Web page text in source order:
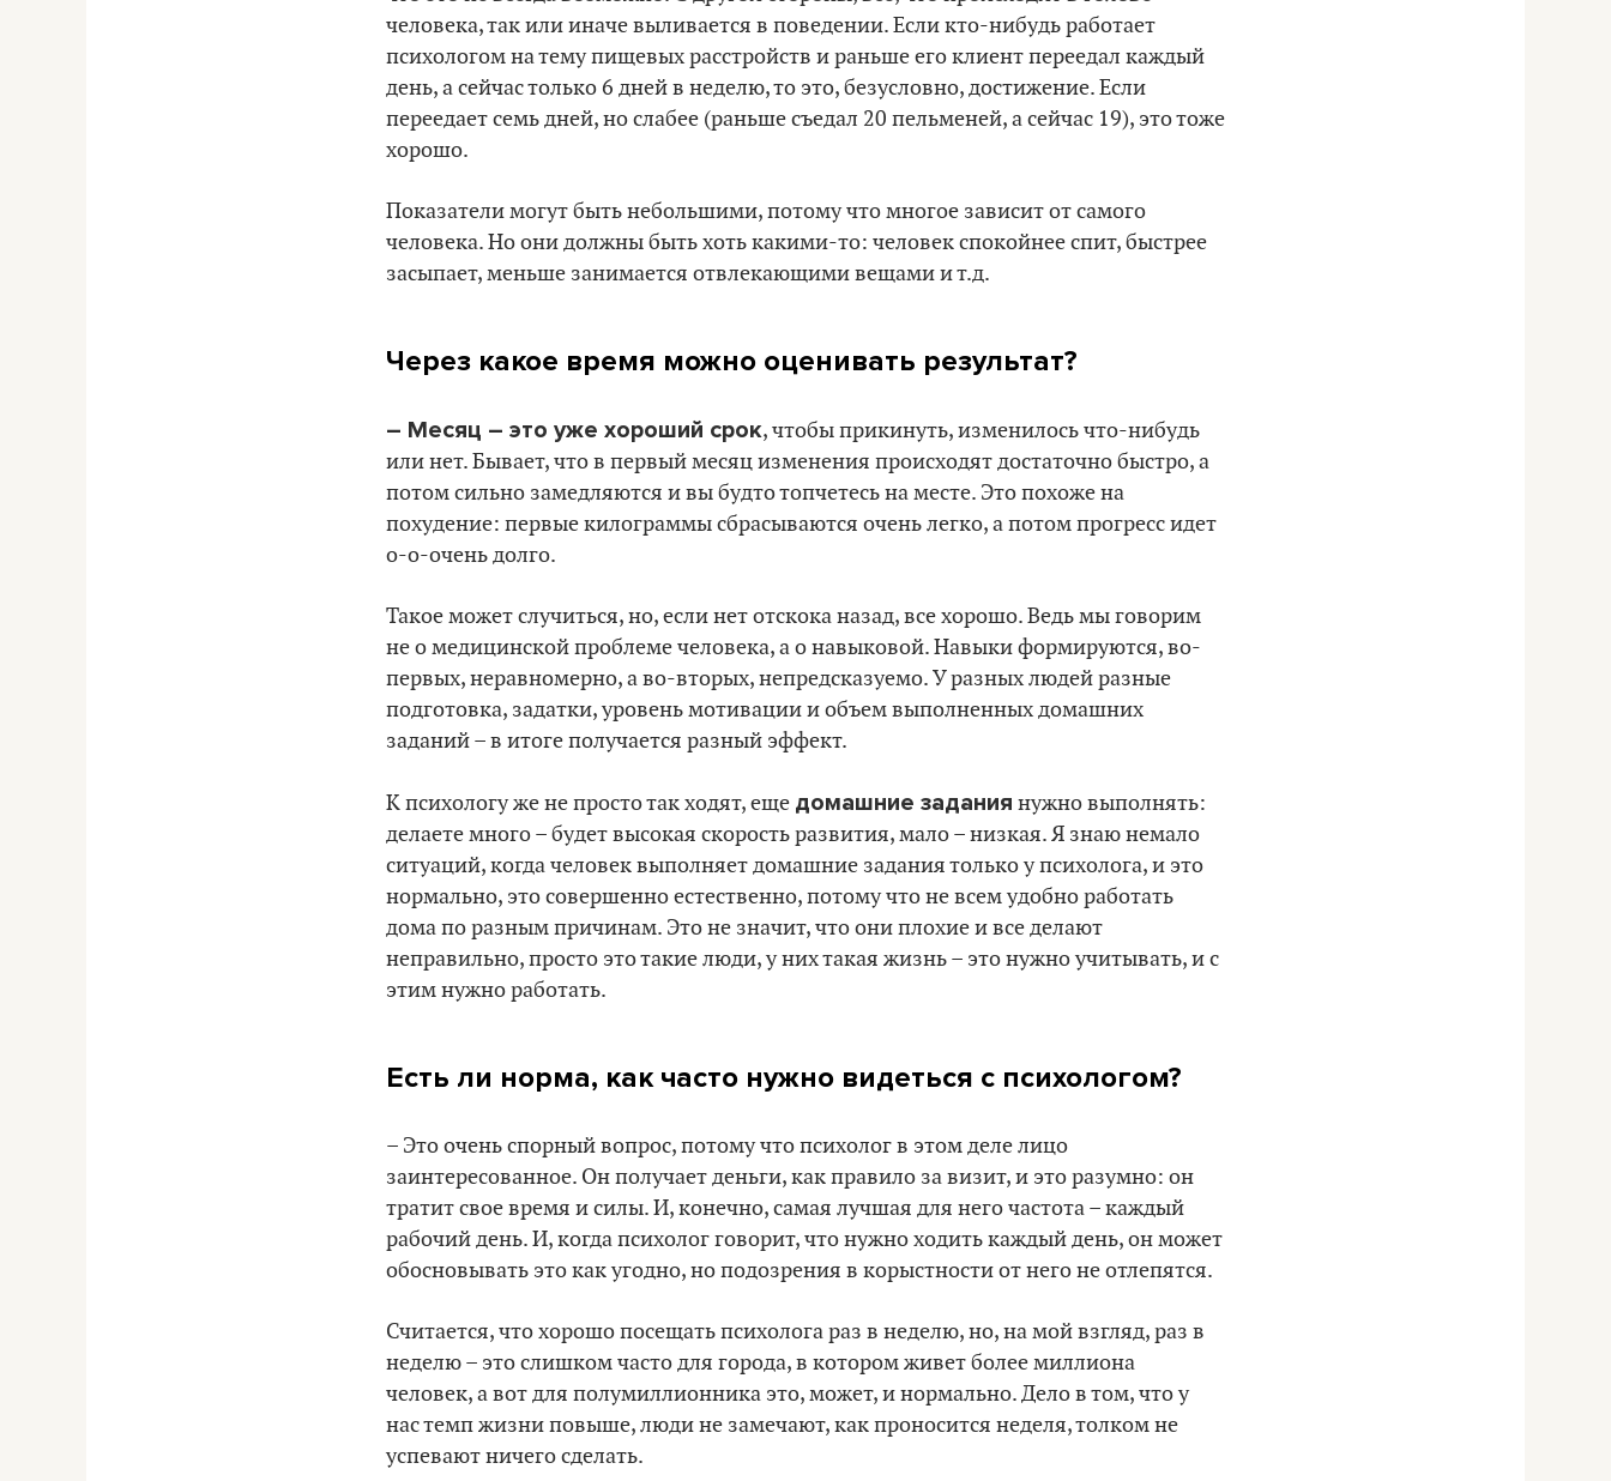
человека, так или иначе выливается в поведении. Если кто-нибудь работает
психологом на тему пищевых расстройств и раньше его клиент переедал каждый
день, а сейчас только 6 дней в неделю, то это, безусловно, достижение. Если
переедает семь дней, но слабее (раньше съедал 20 пельменей, а сейчас 19), это тоже
хорошо.
Показатели могут быть небольшими, потому что многое зависит от самого
человека. Но они должны быть хоть какими-то: человек спокойнее спит, быстрее
засыпает, меньше занимается отвлекающими вещами и т.д.
Через какое время можно оценивать результат?
– Месяц – это уже хороший срок, чтобы прикинуть, изменилось что-нибудь
или нет. Бывает, что в первый месяц изменения происходят достаточно быстро, а
потом сильно замедляются и вы будто топчетесь на месте. Это похоже на
похудение: первые килограммы сбрасываются очень легко, а потом прогресс идет
о-о-очень долго.
Такое может случиться, но, если нет отскока назад, все хорошо. Ведь мы говорим
не о медицинской проблеме человека, а о навыковой. Навыки формируются, во-
первых, неравномерно, а во-вторых, непредсказуемо. У разных людей разные
подготовка, задатки, уровень мотивации и объем выполненных домашних
заданий – в итоге получается разный эффект.
К психологу же не просто так ходят, еще домашние задания нужно выполнять:
делаете много – будет высокая скорость развития, мало – низкая. Я знаю немало
ситуаций, когда человек выполняет домашние задания только у психолога, и это
нормально, это совершенно естественно, потому что не всем удобно работать
дома по разным причинам. Это не значит, что они плохие и все делают
неправильно, просто это такие люди, у них такая жизнь – это нужно учитывать, и с
этим нужно работать.
Есть ли норма, как часто нужно видеться с психологом?
– Это очень спорный вопрос, потому что психолог в этом деле лицо
заинтересованное. Он получает деньги, как правило за визит, и это разумно: он
тратит свое время и силы. И, конечно, самая лучшая для него частота – каждый
рабочий день. И, когда психолог говорит, что нужно ходить каждый день, он может
обосновывать это как угодно, но подозрения в корыстности от него не отлепятся.
Считается, что хорошо посещать психолога раз в неделю, но, на мой взгляд, раз в
неделю – это слишком часто для города, в котором живет более миллиона
человек, а вот для полумиллионника это, может, и нормально. Дело в том, что у
нас темп жизни повыше, люди не замечают, как проносится неделя, толком не
успевают ничего сделать.